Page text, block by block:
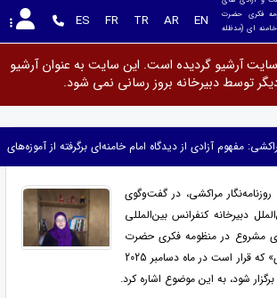
EN
AR
TR
FR
ES
سایت آرشیو گردیده است. این سایت به عنوان آرشیو
توسط دبیرخانه بروز رسانی نمی شود.
مفهوم آزادی از دیدگاه امام خامنه‌ای برگرفته از
مراکشی، در گفت‌وگوی
دبیرخانه کنفرانس بین‌المللی
مشروع در منظومه فکری حضرت
آیت‌الله العظمی خامنه‌ای» که قرار است در ماه دسامبر 2025
شود، به این موضوع اشاره کرد.